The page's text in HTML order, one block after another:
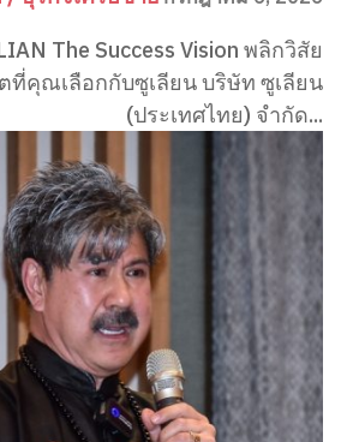
The Success Vision พลิกวิสัย
อกกับซูเลียน บริษัท ซูเลียน
(ประเทศไทย) จำกัด...